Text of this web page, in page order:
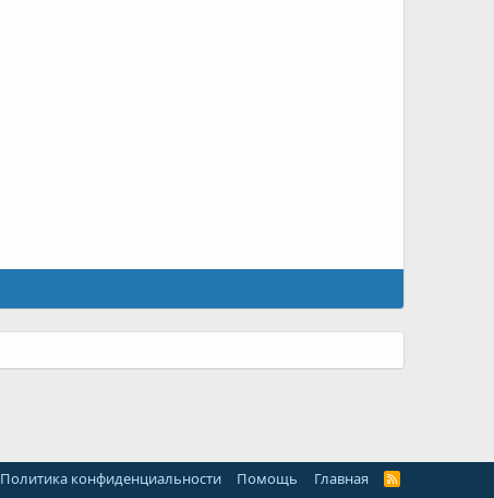
Политика конфиденциальности Помощь Главная
R